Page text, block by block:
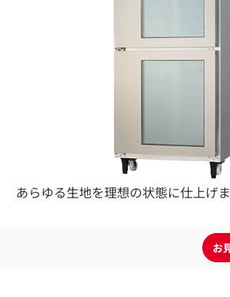
あらゆる生地を理想の状態に仕上げま